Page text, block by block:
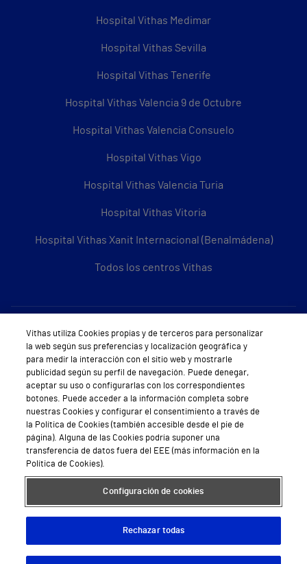
Hospital Vithas Medimar
Hospital Vithas Sevilla
Hospital Vithas Tenerife
Hospital Vithas Valencia 9 de Octubre
Hospital Vithas Valencia Consuelo
Hospital Vithas Vigo
Hospital Vithas Valencia Turia
Hospital Vithas Vitoria
Hospital Vithas Xanit Internacional (Benalmádena)
Todos los centros Vithas
Sobre Vithas
Quiénes somos
Trabajar en Vithas
Teléfono Cita Médica
Teléfono Atención al Cliente
Política de seguridad y salud en el trabajo
Conoce a Supervita
Aviso Legal Política de cookies Política de privacidad Mapa web Protección de datos
Vithas utiliza Cookies propias y de terceros para personalizar
la web según sus preferencias y localización geográfica y
para medir la interacción con el sitio web y mostrarle
publicidad según su perfil de navegación. Puede denegar,
aceptar su uso o configurarlas con los correspondientes
botones. Puede acceder a la información completa sobre
nuestras Cookies y configurar el consentimiento a través de
la Política de Cookies (también accesible desde el pie de
página). Alguna de las Cookies podría suponer una
transferencia de datos fuera del EEE (más información en la
Política de Cookies).
Configuración de cookies
Rechazar todas